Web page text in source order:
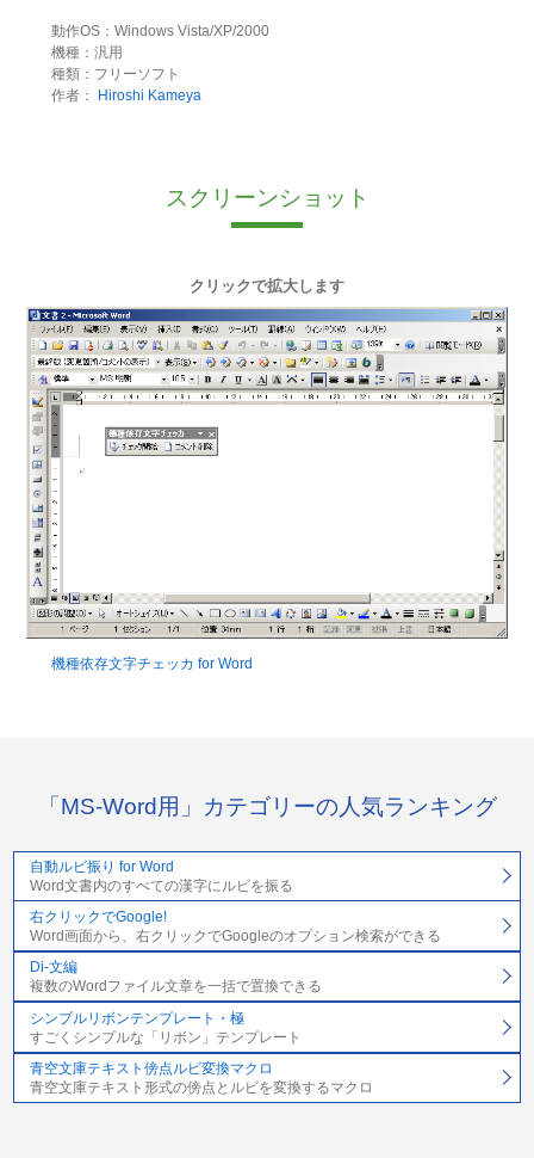
動作OS：Windows Vista/XP/2000
機種：汎用
種類：フリーソフト
作者：
Hiroshi Kameya
スクリーンショット
クリックで拡大します
機種依存文字チェッカ for Word
「MS-Word用」カテゴリーの人気ランキング
自動ルビ振り for Word
Word文書内のすべての漢字にルビを振る
右クリックでGoogle!
Word画面から、右クリックでGoogleのオプション検索ができる
Di-文編
複数のWordファイル文章を一括で置換できる
シンプルリボンテンプレート・極
すごくシンプルな「リボン」テンプレート
青空文庫テキスト傍点ルビ変換マクロ
青空文庫テキスト形式の傍点とルビを変換するマクロ